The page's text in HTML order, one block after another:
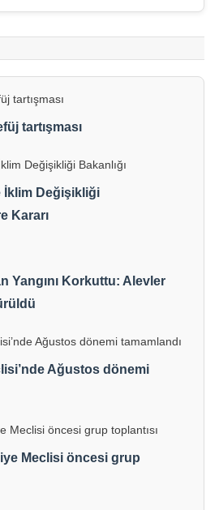
tartışması
İklim Değişikliği
Kararı
Yangını Korkuttu: Alevler
Ağustos dönemi
Meclisi öncesi grup